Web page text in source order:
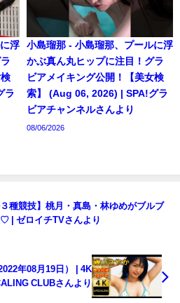
浮
ラ
小島瑠那 - 小島瑠那、プールに浮
かぶ真ん丸ヒップに注目！グラ
ビアメイキング公開！【美女検
索】 (Aug 06, 2026) | SPA!グラ
ビアチャンネルさんより
08/06/2026
３種競技】桃月・真島・林ゆめがブルブ
| ゼロイチTVさんより
年08月19日） | 4K
CLUBさんより